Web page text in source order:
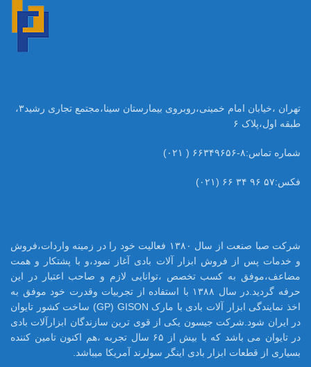
تهران ،خیابان امام خمینی،روبروی بیمارستان سینا،مجتمع تجاری رشید۳،
طبقه اول،پلاک ۶
شماره تماس:۸-۶۶۳۴۹۶۵۶ ( ۰۲۱)
فکس:۵۷ ۹۶ ۳۴ ۶۶ (۰۲۱)
شرکت صبا صنعت از سال ۱۳۸۰ فعالیت خود را در زمینه واردات،فروش
و خدمات پس از فروش ابزار آلات بادی آغاز نمود،و با پشتکار و همت
مضاعف،موفق به کسب تخصص ،توانایی لازم و صاحب اعتبار در این
حرفه گردید.در سال ۱۳۸۸ با استفاده از تجربیات وقدرت خود موفق به
اخذ نمایندگی ابزار آلات بادی با مارک GP) GISON) ساخت کشور تایوان
در ایران شود.شرکت جیسون یکی از قوی ترین سازندگان ابزارآلات بادی
در تایوان می باشد که با بیش از ۶۵ سال تجربه ،هم اکنون تامین کننده
بسیاری از قطعات ابزار بادی اینگر سولرند آمریکا میباشد.